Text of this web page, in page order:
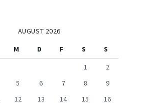
AUGUST 2026
M D F S
S
1
2
5 6 7 8
9
12 13 14 15
16